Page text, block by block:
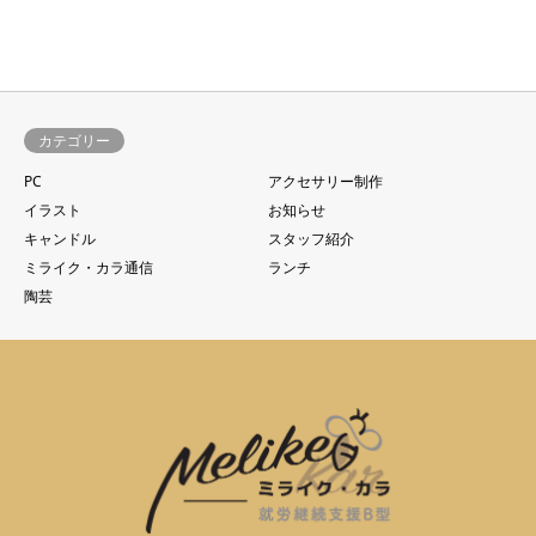
カテゴリー
PC
アクセサリー制作
イラスト
お知らせ
キャンドル
スタッフ紹介
ミライク・カラ通信
ランチ
陶芸